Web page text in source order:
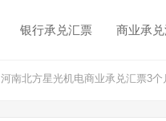
银行承兑汇票 商业承
河南北方星光机电商业承兑汇票3